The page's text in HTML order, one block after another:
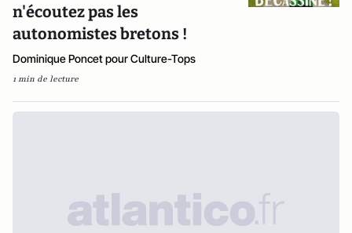
n'écoutez pas les
autonomistes bretons !
Dominique Poncet pour Culture-Tops
1 min de lecture